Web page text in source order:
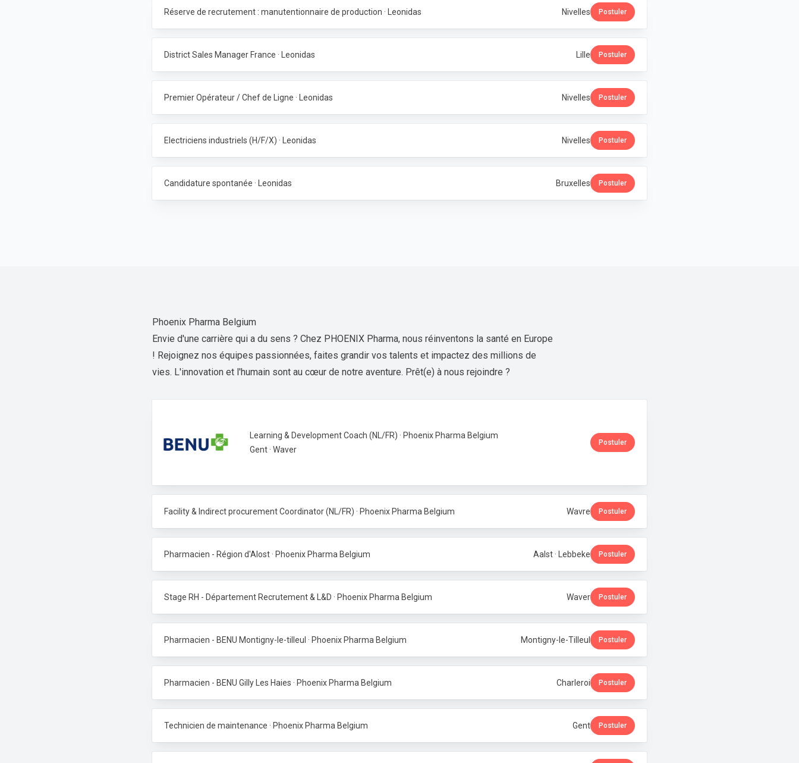
Réserve de recrutement : manutentionnaire de production · Leonidas Nivelles Postuler
District Sales Manager France · Leonidas Lille Postuler
Premier Opérateur / Chef de Ligne · Leonidas Nivelles Postuler
Electriciens industriels (H/F/X) · Leonidas Nivelles Postuler
Candidature spontanée · Leonidas Bruxelles Postuler
Phoenix Pharma Belgium
Envie d'une carrière qui a du sens ? Chez PHOENIX Pharma, nous réinventons la santé en Europe
! Rejoignez nos équipes passionnées, faites grandir vos talents et impactez des millions de
vies. L'innovation et l'humain sont au cœur de notre aventure. Prêt(e) à nous rejoindre ?
Learning & Development Coach (NL/FR) · Phoenix Pharma Belgium
Gent · Waver
Postuler
Facility & Indirect procurement Coordinator (NL/FR) · Phoenix Pharma Belgium Wavre Postuler
Pharmacien - Région d'Alost · Phoenix Pharma Belgium Aalst · Lebbeke Postuler
Stage RH - Département Recrutement & L&D · Phoenix Pharma Belgium Waver Postuler
Pharmacien - BENU Montigny-le-tilleul · Phoenix Pharma Belgium Montigny-le-Tilleul Postuler
Pharmacien - BENU Gilly Les Haies · Phoenix Pharma Belgium Charleroi Postuler
Technicien de maintenance · Phoenix Pharma Belgium Gent Postuler